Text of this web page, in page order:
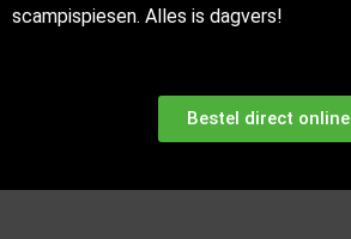
scampispiesen. Alles is dagvers!
Bestel direct online